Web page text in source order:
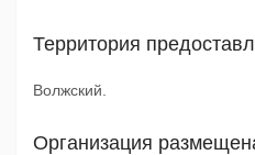
Территория
Волжский.
Организация